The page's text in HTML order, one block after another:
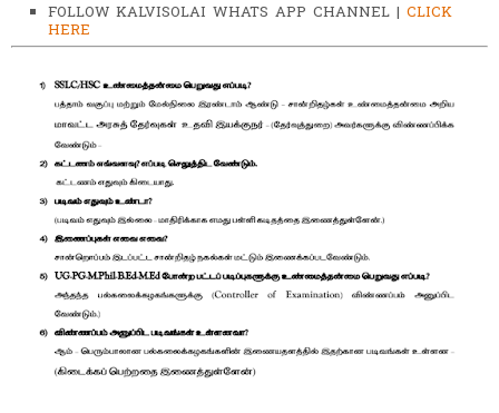
FOLLOW KALVISOLAI WHATS APP CHANNEL | CLICK
HERE